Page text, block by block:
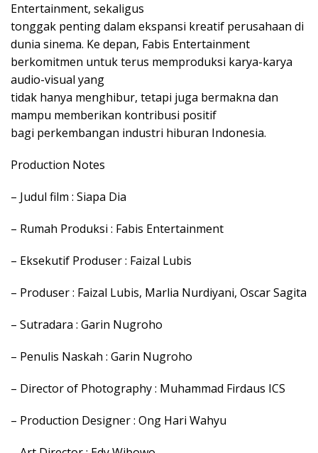
Entertainment, sekaligus
tonggak penting dalam ekspansi kreatif perusahaan di
dunia sinema. Ke depan, Fabis Entertainment
berkomitmen untuk terus memproduksi karya-karya
audio-visual yang
tidak hanya menghibur, tetapi juga bermakna dan
mampu memberikan kontribusi positif
bagi perkembangan industri hiburan Indonesia.
Production Notes
– Judul film : Siapa Dia
– Rumah Produksi : Fabis Entertainment
– Eksekutif Produser : Faizal Lubis
– Produser : Faizal Lubis, Marlia Nurdiyani, Oscar Sagita
– Sutradara : Garin Nugroho
– Penulis Naskah : Garin Nugroho
– Director of Photography : Muhammad Firdaus ICS
– Production Designer : Ong Hari Wahyu